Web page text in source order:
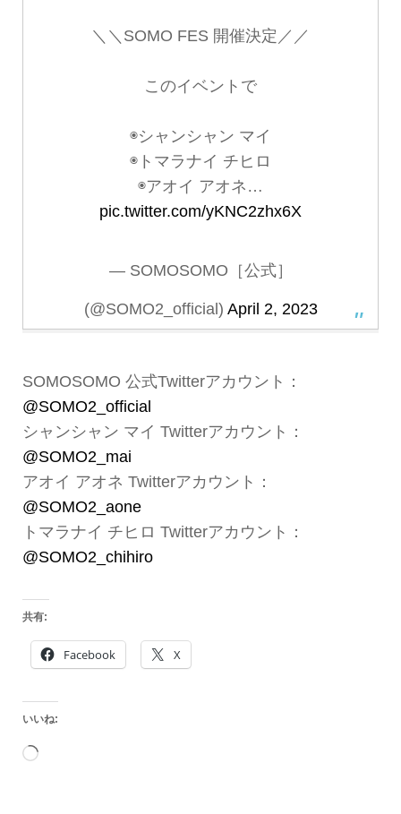
＼＼SOMO FES 開催決定／／
このイベントで
◉シャンシャン マイ
◉トマラナイ チヒロ
◉アオイ アオネ…
pic.twitter.com/yKNC2zhx6X
— SOMOSOMO［公式］
(@SOMO2_official) April 2, 2023
SOMOSOMO 公式Twitterアカウント：
@SOMO2_official
シャンシャン マイ Twitterアカウント：
@SOMO2_mai
アオイ アオネ Twitterアカウント：
@SOMO2_aone
トマラナイ チヒロ Twitterアカウント：
@SOMO2_chihiro
共有:
Facebook X
いいね:
読